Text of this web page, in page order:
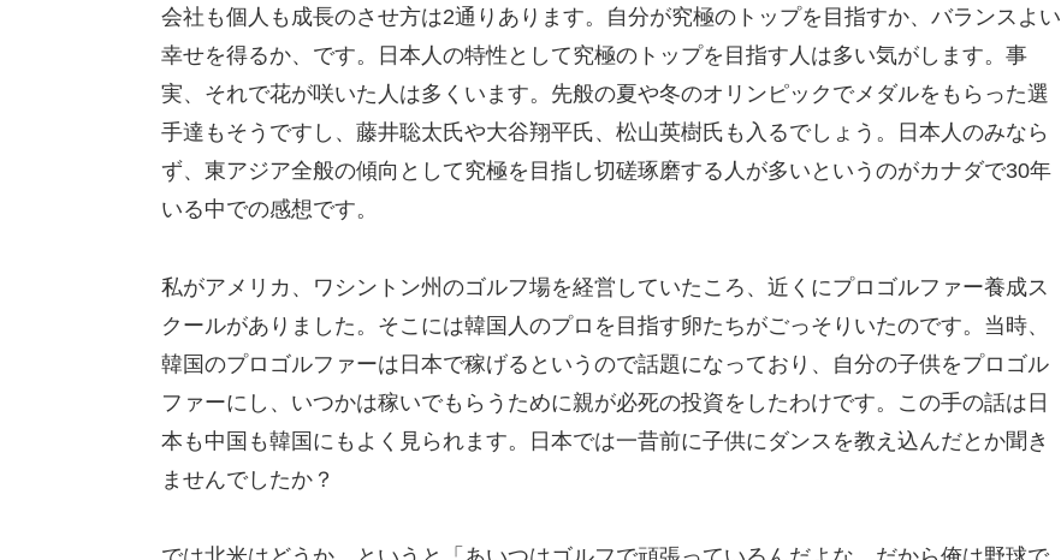
会社も個人も成長のさせ方は2通りあります。自分が究極のトップを目指すか、バランスよい
幸せを得るか、です。日本人の特性として究極のトップを目指す人は多い気がします。事
実、それで花が咲いた人は多くいます。先般の夏や冬のオリンピックでメダルをもらった選
手達もそうですし、藤井聡太氏や大谷翔平氏、松山英樹氏も入るでしょう。日本人のみなら
ず、東アジア全般の傾向として究極を目指し切磋琢磨する人が多いというのがカナダで30年
いる中での感想です。
私がアメリカ、ワシントン州のゴルフ場を経営していたころ、近くにプロゴルファー養成ス
クールがありました。そこには韓国人のプロを目指す卵たちがごっそりいたのです。当時、
韓国のプロゴルファーは日本で稼げるというので話題になっており、自分の子供をプロゴル
ファーにし、いつかは稼いでもらうために親が必死の投資をしたわけです。この手の話は日
本も中国も韓国にもよく見られます。日本では一昔前に子供にダンスを教え込んだとか聞き
ませんでしたか？